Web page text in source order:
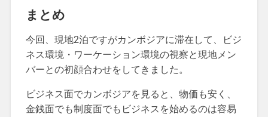
まとめ
今回、現地2泊ですがカンボジアに滞在して、ビジ
ネス環境・ワーケーション環境の視察と現地メン
バーとの初顔合わせをしてきました。
ビジネス面でカンボジアを見ると、物価も安く、
金銭面でも制度面でもビジネスを始めるのは容易